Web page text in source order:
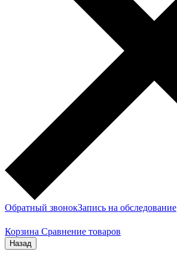
Обратный звонокЗапись на обследование
Корзина Сравнение товаров
Назад